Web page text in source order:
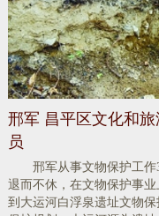
邢军 昌平区文化和
员
邢军从事文物保护工作
退而不休，在文物保护事
到大运河白浮泉遗址文物